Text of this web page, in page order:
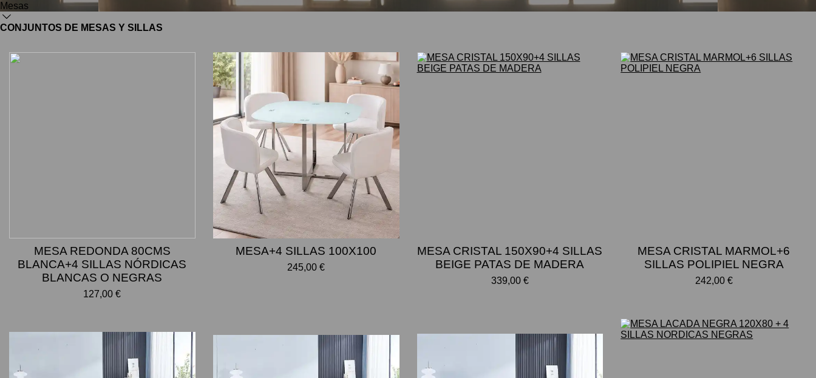
Mesas
CONJUNTOS DE MESAS Y SILLAS
MESA REDONDA 80CMS
BLANCA+4 SILLAS NÓRDICAS
BLANCAS O NEGRAS
127,00 €
MESA+4 SILLAS 100X100
245,00 €
MESA CRISTAL 150X90+4 SILLAS
BEIGE PATAS DE MADERA
339,00 €
MESA CRISTAL MARMOL+6
SILLAS POLIPIEL NEGRA
242,00 €